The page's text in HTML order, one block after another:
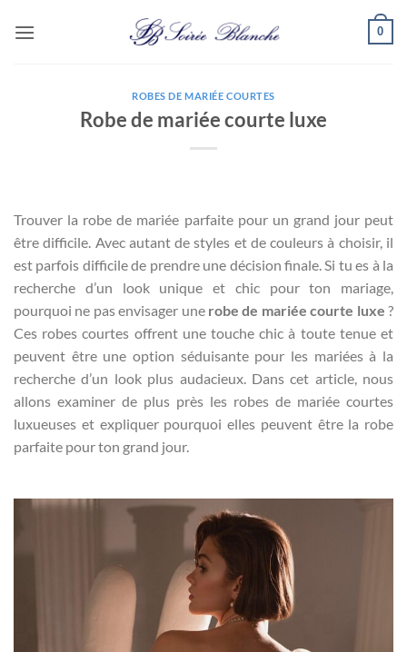
0
ROBES DE MARIÉE COURTES
Robe de mariée courte luxe
Trouver la robe de mariée parfaite pour un grand jour peut
être difficile. Avec autant de styles et de couleurs à choisir, il
est parfois difficile de prendre une décision finale. Si tu es à la
recherche d’un look unique et chic pour ton mariage,
pourquoi ne pas envisager une robe de mariée courte luxe ?
Ces robes courtes offrent une touche chic à toute tenue et
peuvent être une option séduisante pour les mariées à la
recherche d’un look plus audacieux. Dans cet article, nous
allons examiner de plus près les robes de mariée courtes
luxueuses et expliquer pourquoi elles peuvent être la robe
parfaite pour ton grand jour.